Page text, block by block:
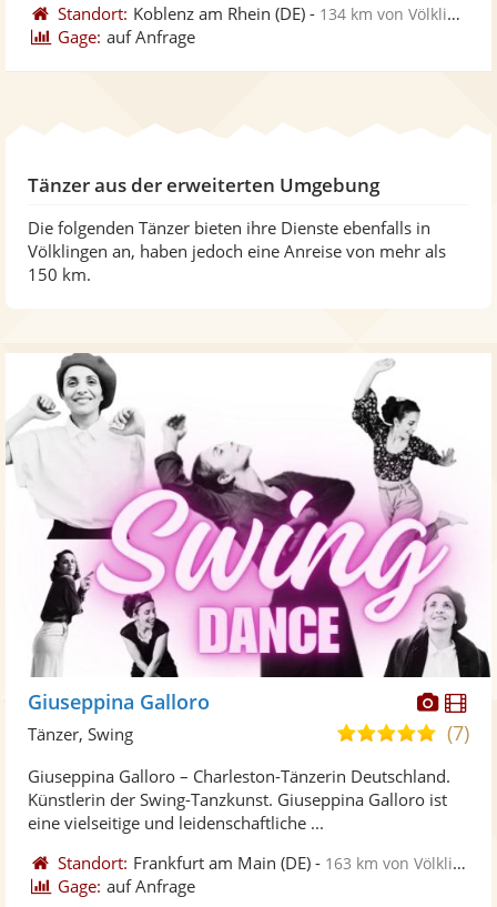
Standort: Koblenz am Rhein (DE) - 134 km von Völklingen
Gage: auf Anfrage
Tänzer aus der erweiterten Umgebung
Die folgenden Tänzer bieten ihre Dienste ebenfalls in
Völklingen an, haben jedoch eine Anreise von mehr als
150 km.
Fotos
Giuseppina Galloro
5,0
5
(7)
Tänzer, Swing
Giuseppina Galloro – Charleston-Tänzerin Deutschland.
Künstlerin der Swing-Tanzkunst. Giuseppina Galloro ist
eine vielseitige und leidenschaftliche ...
Standort: Frankfurt am Main (DE) - 163 km von Völklingen
Gage: auf Anfrage